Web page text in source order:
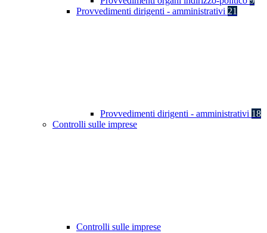
Provvedimenti dirigenti - amministrativi 21
Provvedimenti dirigenti - amministrativi 18
Controlli sulle imprese
Controlli sulle imprese